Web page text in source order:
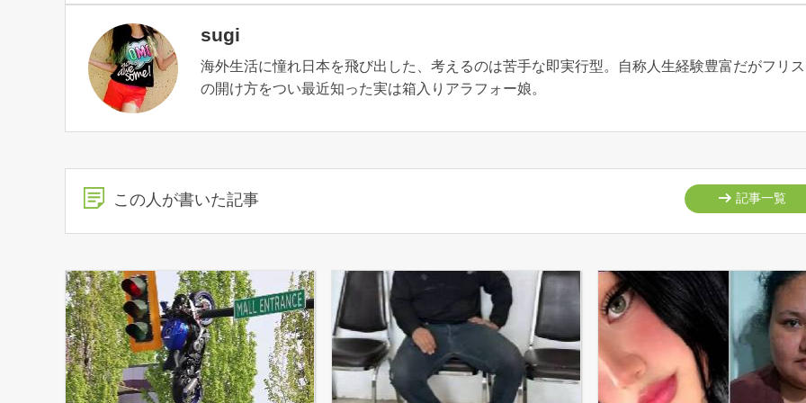
sugi
海外生活に憧れ日本を飛び出した、考えるのは苦手な即実行型。自称人生経験豊富だがフリ
の開け方をつい最近知った実は箱入りアラフォー娘。
この人が書いた記事 記事一覧